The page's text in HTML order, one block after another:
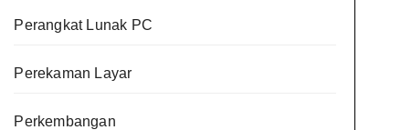
Perangkat Lunak PC
Perekaman Layar
Perkembangan